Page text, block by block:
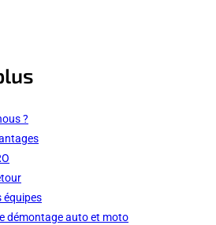
?
équipes
démontage auto et moto